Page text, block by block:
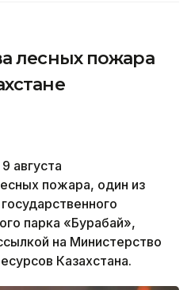
лесных пожара
августа
пожара, один из
парка «Бурабай»,
на Министерство
Казахстана.